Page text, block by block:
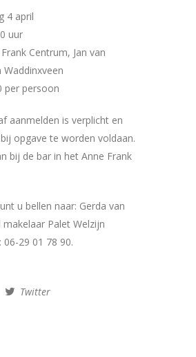
4 april
uur
Centrum, Jan van
Waddinxveen
per persoon
aanmelden is verplicht en
opgave te worden voldaan.
bij de bar in het Anne Frank
u bellen naar: Gerda van
makelaar Palet Welzijn
29 01 78 90.
Twitter